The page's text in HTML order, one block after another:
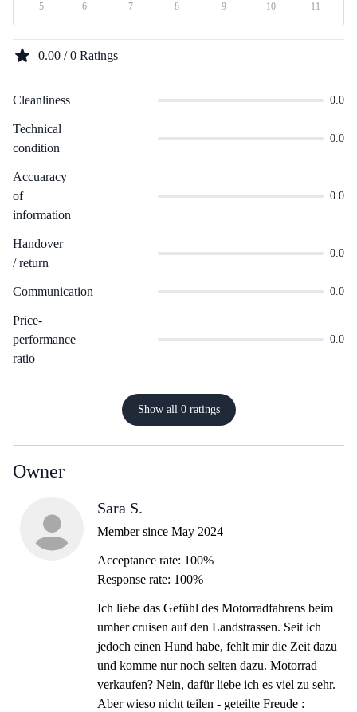
5 6 7 8 9 10 11
0.00 / 0 Ratings
Cleanliness 0.0
Technical
condition
0.0
Accuaracy
of
information
0.0
Handover
/ return
0.0
Communication 0.0
Price-
performance
ratio
0.0
Show all 0 ratings
Owner
Sara S.
Member since May 2024
Acceptance rate: 100%
Response rate: 100%
Ich liebe das Gefühl des Motorradfahrens beim
umher cruisen auf den Landstrassen. Seit ich
jedoch einen Hund habe, fehlt mir die Zeit dazu
und komme nur noch selten dazu. Motorrad
verkaufen? Nein, dafür liebe ich es viel zu sehr.
Aber wieso nicht teilen - geteilte Freude :